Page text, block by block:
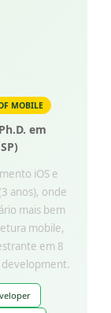
MOBILE
em
iOS e
anos), onde
mais bem
mobile,
em 8
development.